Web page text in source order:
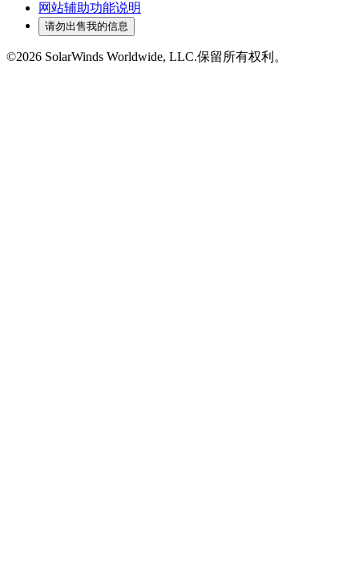
网站辅助功能说明
请勿出售我的信息
©2026 SolarWinds Worldwide, LLC.保留所有权利。